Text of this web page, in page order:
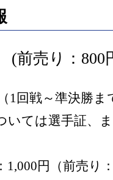
前売り：800
1回戦～準決勝ま
ては選手証、
円（前売り